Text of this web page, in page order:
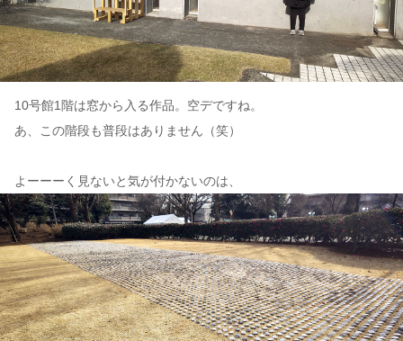
10号館1階は窓から入る作品。空デですね。
あ、この階段も普段はありません（笑）
よーーーく見ないと気が付かないのは、